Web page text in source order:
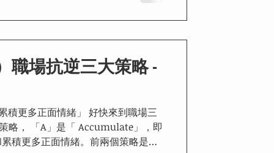
職場抗逆三大策略 -
積更多正面情緒」 好快來到職場三
略， 「A」是「 Accumulate」，即
積更多正面情緒。前兩個策略是讓